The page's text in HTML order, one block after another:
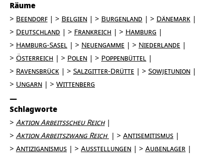
Räume
Beendorf
Belgien Burgenland
Dänemark
Deutschland
Frankreich
Hamburg
Hamburg-Sasel
Neuengamme
Niederlande
Österreich
Polen
Poppenbüttel
Ravensbrück
Salzgitter-Drütte
Sowjetunion
Ungarn
Wittenberg
Schlagworte
Aktion Arbeitsscheu Reich
Aktion Arbeitszwang Reich
Antisemitismus
Antiziganismus
Ausstellungen
Außenlager